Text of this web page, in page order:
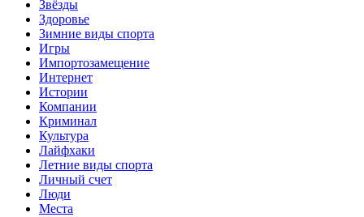
Звёзды
Здоровье
Зимние виды спорта
Игры
Импортозамещение
Интернет
Истории
Компании
Криминал
Культура
Лайфхаки
Летние виды спорта
Личный счет
Люди
Места